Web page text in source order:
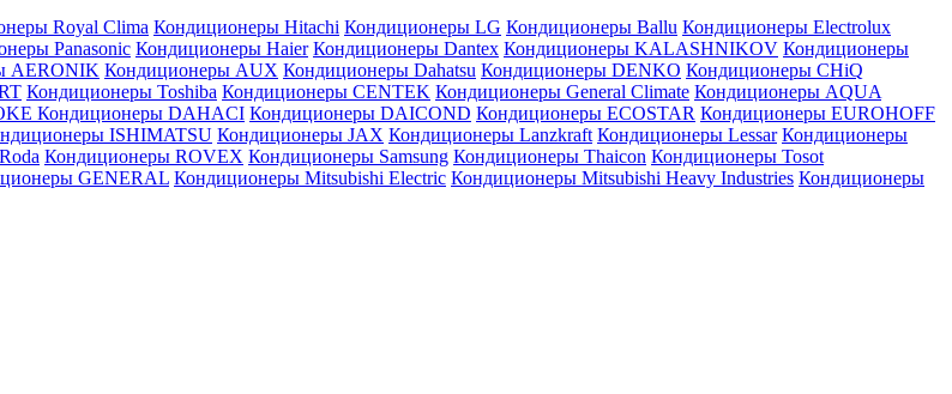
Royal Clima Кондиционеры Hitachi Кондиционеры LG Кондиционеры Ballu Кондиционеры Electrolux
Panasonic Кондиционеры Haier Кондиционеры Dantex Кондиционеры KALASHNIKOV Кондиционеры
AERONIK Кондиционеры AUX Кондиционеры Dahatsu Кондиционеры DENKO Кондиционеры CHiQ
Кондиционеры Toshiba Кондиционеры CENTEK Кондиционеры General Climate Кондиционеры AQUA
Кондиционеры DAHACI Кондиционеры DAICOND Кондиционеры ECOSTAR Кондиционеры EUROHOFF
ISHIMATSU Кондиционеры JAX Кондиционеры Lanzkraft Кондиционеры Lessar Кондиционеры
Кондиционеры ROVEX Кондиционеры Samsung Кондиционеры Thaicon Кондиционеры Tosot
GENERAL Кондиционеры Mitsubishi Electric Кондиционеры Mitsubishi Heavy Industries Кондиционеры